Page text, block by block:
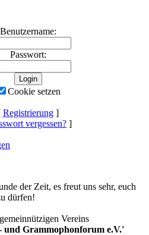
Benutzername:
Passwort:
Cookie setzen
Registrierung]
vergessen? ]
der Zeit, es freut uns sehr, euch
dürfen!
Vereins
und Grammophonforum e.V.'